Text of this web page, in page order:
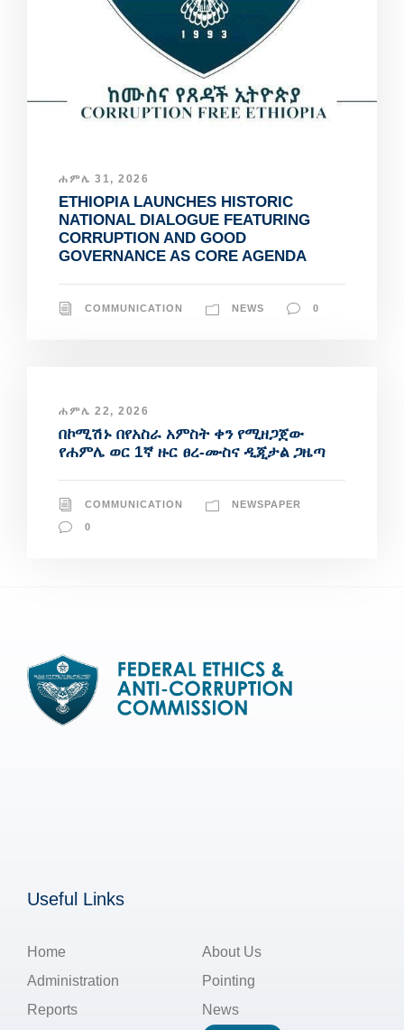
ሐምሌ 31, 2026
ETHIOPIA LAUNCHES HISTORIC
NATIONAL DIALOGUE FEATURING
CORRUPTION AND GOOD
GOVERNANCE AS CORE AGENDA
COMMUNICATION NEWS 0
ሐምሌ 22, 2026
በኮሚሽኑ በየአስራ አምስት ቀን የሚዘጋጀው
የሐምሌ ወር 1ኛ ዙር ፀረ-ሙስና ዲጂታል ጋዜጣ
COMMUNICATION NEWSPAPER
0
Useful Links
Home
About Us
Administration
Pointing
Reports
News